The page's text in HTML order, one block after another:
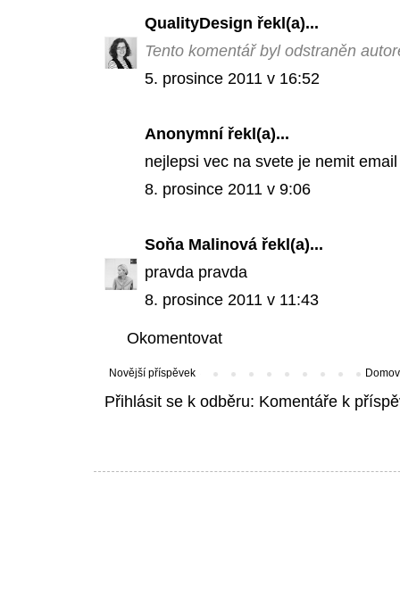
QualityDesign řekl(a)...
Tento komentář byl odstraněn
5. prosince 2011 v 16:52
Anonymní řekl(a)...
nejlepsi vec na svete je nemit
8. prosince 2011 v 9:06
Soňa Malinová řekl(a)...
pravda pravda
8. prosince 2011 v 11:43
Okomentovat
Novější příspěvek
Přihlásit se k odběru: Komentáře k